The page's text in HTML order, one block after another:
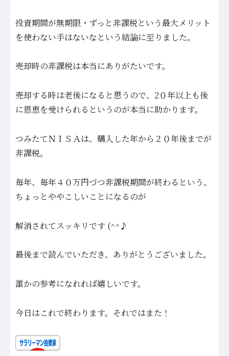
投資期間が無期限・ずっと非課税という最大メリット
を使わない手はないなという結論に至りました。
売却時の非課税は本当にありがたいです。
売却する時は老後になると思うので、2０年以上も後
に恩恵を受けられるというのが本当に助かります。
つみたてＮＩＳＡは、購入した年から２０年後までが
非課税。
毎年、毎年４０万円づつ非課税期間が終わるという、
ちょっとややこしいことになるのが
解消されてスッキリです (^^♪
最後まで読んでいただき、ありがとうございました。
誰かの参考になれれば嬉しいです。
今日はこれで終わります。それではまた！